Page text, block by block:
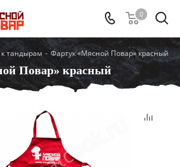
0
тандырам - Фартук «Мясной Повар» красный
Повар» красный